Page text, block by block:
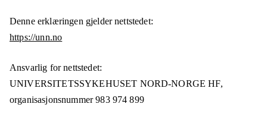
Denne erklæringen gjelder nettstedet:
https://unn.no
Ansvarlig for nettstedet:
UNIVERSITETSSYKEHUSET NORD-NORGE HF,
organisasjonsnummer 983 974 899